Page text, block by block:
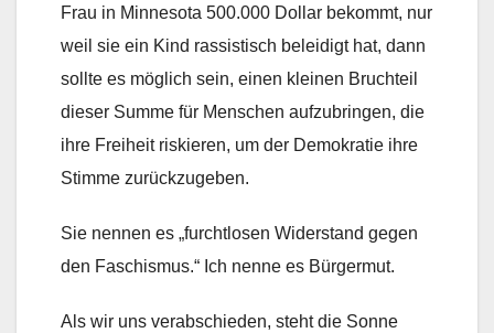
Frau in Minnesota 500.000 Dollar bekommt, nur
weil sie ein Kind rassistisch beleidigt hat, dann
sollte es möglich sein, einen kleinen Bruchteil
dieser Summe für Menschen aufzubringen, die
ihre Freiheit riskieren, um der Demokratie ihre
Stimme zurückzugeben.
Sie nennen es „furchtlosen Widerstand gegen
den Faschismus.“ Ich nenne es Bürgermut.
Als wir uns verabschieden, steht die Sonne